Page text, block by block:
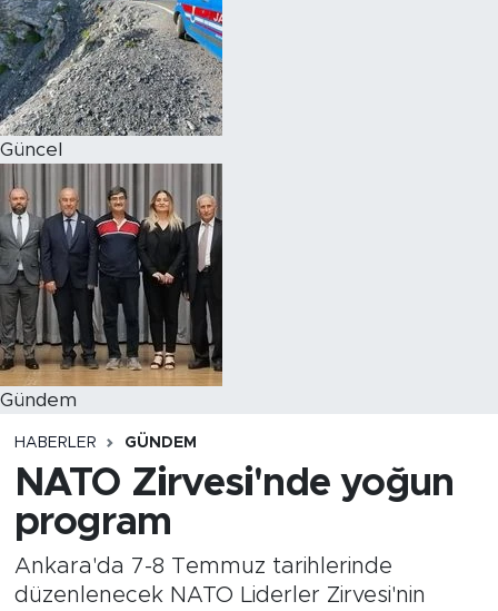
Güncel
Gündem
HABERLER GÜNDEM
NATO Zirvesi'nde yoğun
program
Ankara'da 7-8 Temmuz tarihlerinde
düzenlenecek NATO Liderler Zirvesi'nin
Magazin
Özel Haber
Politika
Resmi İlanlar
Sağlık
Spor
Turizm